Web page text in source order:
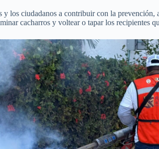
los ciudadanos a contribuir con la prevención,
cacharros y voltear o tapar los recipientes